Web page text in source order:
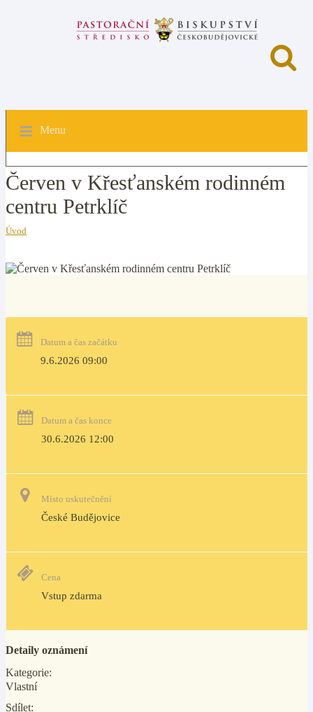
Menu
Červen v Křesťanském rodinném
centru Petrklíč
Úvod
Datum a čas začátku
9.6.2026 09:00
Datum a čas konce
30.6.2026 12:00
Místo uskutečnění
České Budějovice
Cena
Vstup zdarma
Detaily oznámení
Kategorie:
Vlastní
Sdílet: